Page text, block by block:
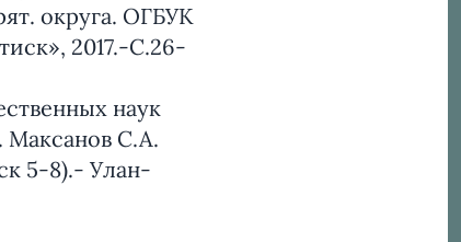
округа. ОГБУК
2017.-С.26-
наук
С.А.
5-8).- Улан-